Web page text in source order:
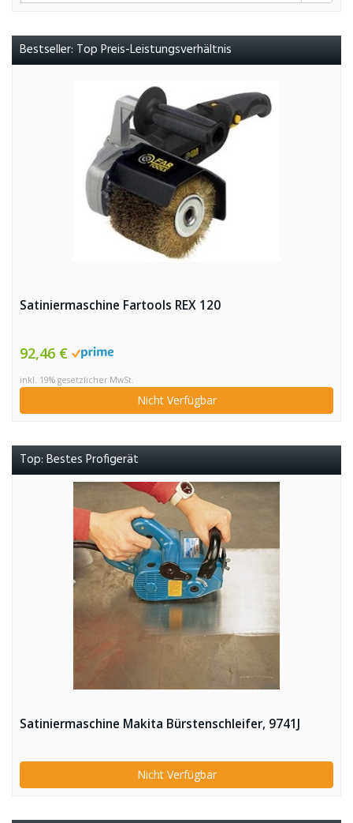
Bestseller: Top Preis-Leistungsverhältnis
Satiniermaschine Fartools REX 120
92,46 €
inkl. 19% gesetzlicher MwSt.
Nicht Verfügbar
Top: Bestes Profigerät
Satiniermaschine Makita Bürstenschleifer, 9741J
Nicht Verfügbar